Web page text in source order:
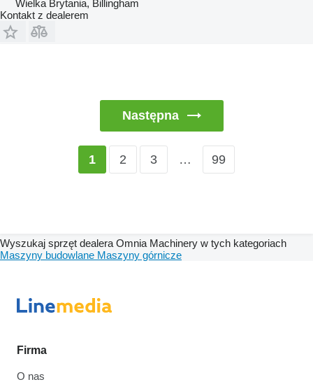
Wielka Brytania, Billingham
Kontakt z dealerem
Następna
1 2 3 … 99
Wyszukaj sprzęt dealera Omnia Machinery w tych kategoriach
Maszyny budowlane Maszyny górnicze
Firma
O nas